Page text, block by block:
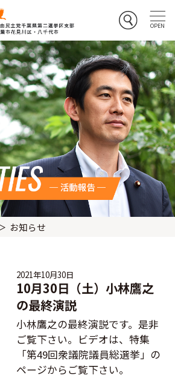
お知らせ
2021年10月30日
10月30日（土）小林鷹之
の最終演説
小林鷹之の最終演説です。是非
ご覧下さい。ビデオは、特集
「第49回衆議院議員総選挙」の
ページからご覧下さい。